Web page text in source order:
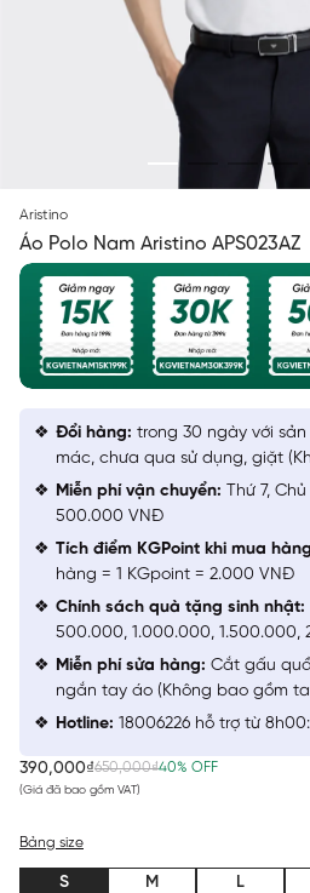
Aristino
Áo Polo Nam Aristino APS023AZ
390,000₫650,000₫40% OFF
(Giá đã bao gồm VAT)
Bảng size
S M L
Đổi hàng: trong 30 ngày với
mác, chưa qua sử dụng, giặt
Miễn phí vận chuyển: Thứ 7,
500.000 VNĐ
Tích điểm KGPoint khi mua
hàng = 1 KGpoint = 2.000 VNĐ
Chính sách quà tặng sinh nhật:
500.000, 1.000.000, 1.500.000,
Miễn phí sửa hàng: Cắt gấu
ngắn tay áo (Không bao gồm
Hotline: 18006226 hỗ trợ từ